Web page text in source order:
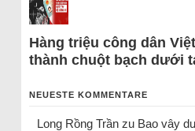
Hàng triệu công dân
thành chuột bạch dưới
NEUESTE KOMMENTARE
Long Rồng Trầnzu Bao vây